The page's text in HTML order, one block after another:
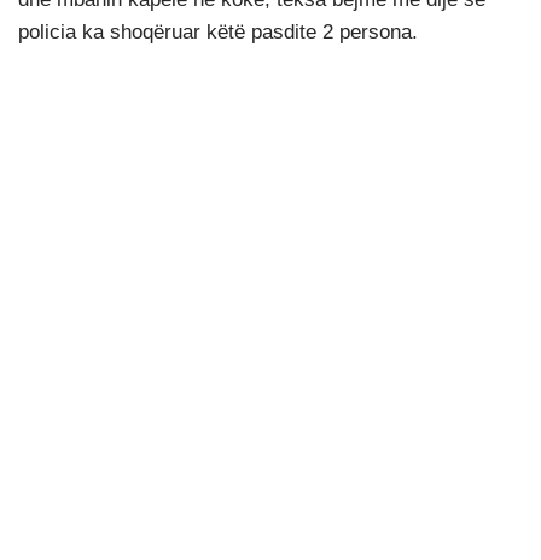
policia ka shoqëruar këtë pasdite 2 persona.